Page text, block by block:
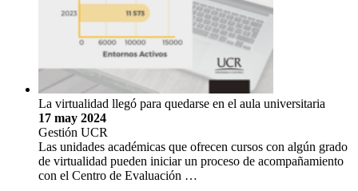
La virtualidad llegó para quedarse en el aula universitaria
17 may 2024
Gestión UCR
Las unidades académicas que ofrecen cursos con algún grado
de virtualidad pueden iniciar un proceso de acompañamiento
con el Centro de Evaluación …